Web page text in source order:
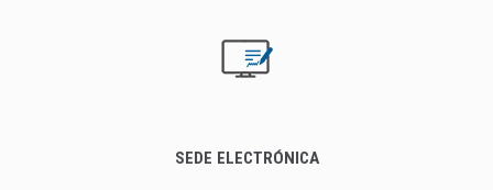
SEDE ELECTRÓNICA